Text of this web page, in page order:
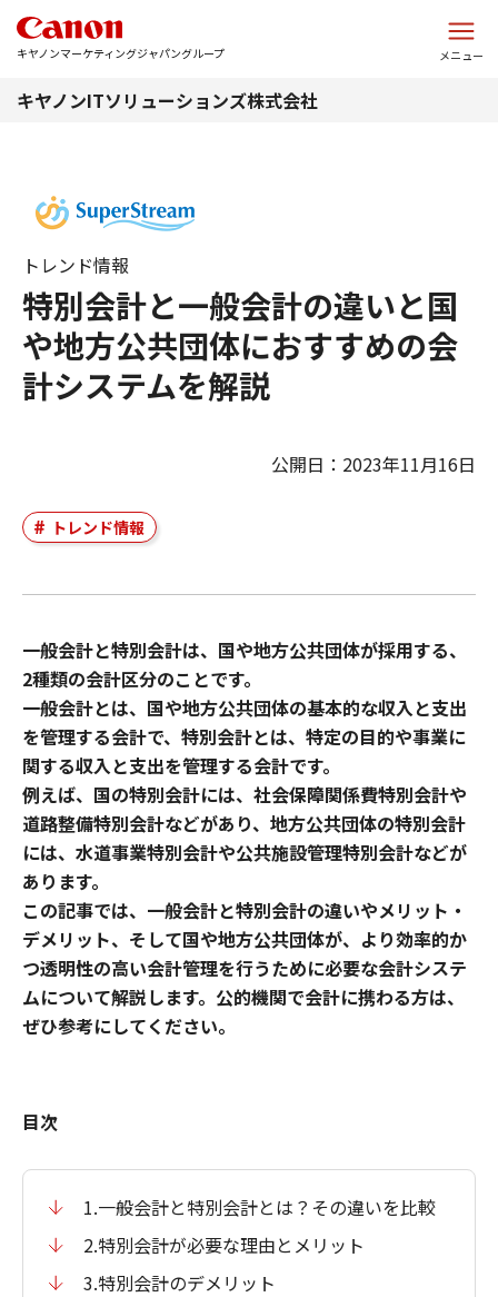
キヤノンマーケティングジャパングループ メニュー
キヤノンITソリューションズ株式会社
特別会計と一般会計の違いと国
や地方公共団体におすすめの会
計システムを解説
トレンド情報
公開日：2023年11月16日
トレンド情報
一般会計と特別会計は、国や地方公共団体が採用する、
2種類の会計区分のことです。
一般会計とは、国や地方公共団体の基本的な収入と支出
を管理する会計で、特別会計とは、特定の目的や事業に
関する収入と支出を管理する会計です。
例えば、国の特別会計には、社会保障関係費特別会計や
道路整備特別会計などがあり、地方公共団体の特別会計
には、水道事業特別会計や公共施設管理特別会計などが
あります。
この記事では、一般会計と特別会計の違いやメリット・
デメリット、そして国や地方公共団体が、より効率的か
つ透明性の高い会計管理を行うために必要な会計システ
ムについて解説します。公的機関で会計に携わる方は、
ぜひ参考にしてください。
目次
1.一般会計と特別会計とは？その違いを比較
2.特別会計が必要な理由とメリット
3.特別会計のデメリット